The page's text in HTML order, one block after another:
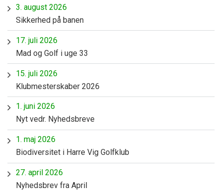
3. august 2026
Sikkerhed på banen
17. juli 2026
Mad og Golf i uge 33
15. juli 2026
Klubmesterskaber 2026
1. juni 2026
Nyt vedr. Nyhedsbreve
1. maj 2026
Biodiversitet i Harre Vig Golfklub
27. april 2026
Nyhedsbrev fra April